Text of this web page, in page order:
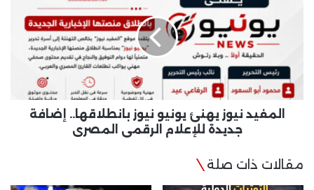
بانطلاقها..
إضافة
جديدة
للإعلام
الرقميالمفيد نيوز يهنئ يونيو نيوز بانطلاقها.. إضافة
جديدة للإعلام الرقمي المصري
مقالات ذات صلة